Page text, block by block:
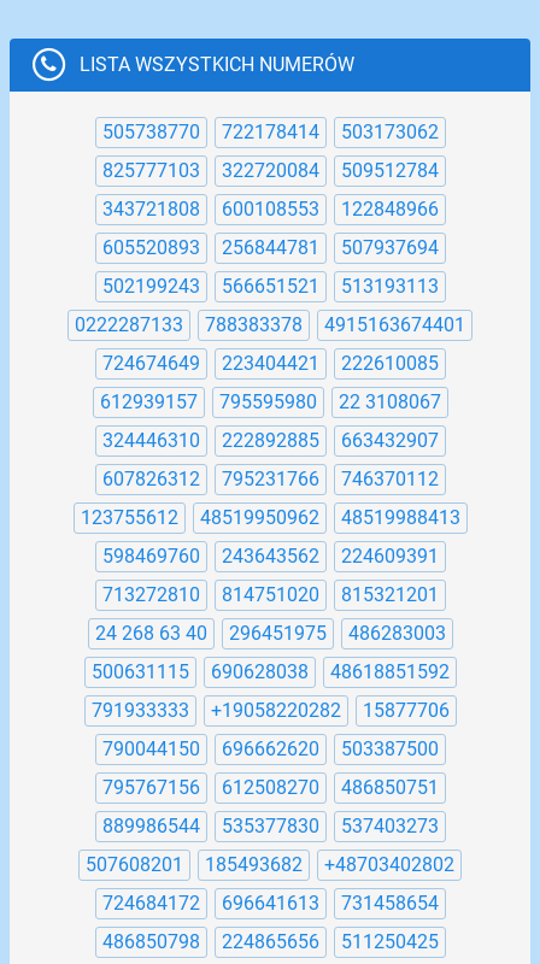
LISTA WSZYSTKICH NUMERÓW
505738770 722178414
503173062
825777103
322720084
509512784
343721808
600108553
122848966
605520893
256844781
507937694
502199243
566651521
513193113
0222287133
788383378
4915163674401
724674649
223404421
222610085
612939157
795595980
22 3108067
324446310
222892885
663432907
607826312
795231766
746370112
123755612
48519950962
48519988413
598469760
243643562
224609391
713272810
814751020
815321201
24 268 63 40
296451975
486283003
500631115
690628038
48618851592
791933333
+19058220282
15877706
790044150
696662620
503387500
795767156
612508270
486850751
889986544
535377830
537403273
507608201
185493682
+48703402802
724684172
696641613
731458654
486850798
224865656
511250425